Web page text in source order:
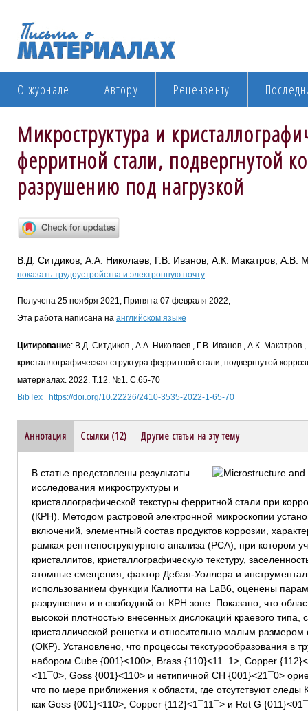
О журнале Автору Рецензенту
Микроструктура и
ферритной стали, подвергнутой
разрушению под нагрузкой
В.Д. Ситдиков, А.А. Николаев, Г.В. Иванов, А.К. Макатров, А.В.
показать трудоустройства и электронную почту
Получена 25 ноября 2021; Принята 07 февраля 2022;
Эта работа написана на английском языке
Цитирование: В.Д. Ситдиков , А.А. Николаев , Г.В. Иванов , А.К. Макатров
кристаллографическая структура ферритной стали, подвергнутой
материалах. 2022. Т.12. №1. С.65-70
BibTex
https://doi.org/10.22226/2410-3535-2022-1-65-70
Аннотация Ссылки (12) Другие статьи на эту тему
В статье представлены результаты
исследования микроструктуры и
кристаллографической текстуры ферритной стали при
(КРН). Методом растровой электронной микроскопии
включений, элементный состав продуктов коррозии,
рамках рентгеноструктурного анализа (РСА), при котором
кристаллитов, кристаллографическую текстуру,
атомные смещения, фактор Дебая-Уоллера и
использованием функции Калиотти на LaB6, оценены
разрушения и в свободной от КРН зоне. Показано, что
высокой плотностью внесенных дислокаций краевого
кристаллической решетки и относительно малым размером
(ОКР). Установлено, что процессы текстурообразования в
набором Cube {001}<100>, Brass {110}<11¯1>, Copper
<11¯0>, Goss {001}<110> и нетипичной СН {001}<21¯0>
что по мере приближения к области, где отсутствуют
как Goss {001}<110>, Copper {112}<1¯11¯> и Rot G